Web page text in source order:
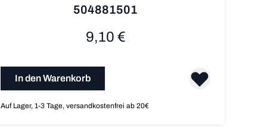
504881501
9,10 €
In den Warenkorb
Auf Lager, 1-3 Tage, versandkostenfrei ab 20€